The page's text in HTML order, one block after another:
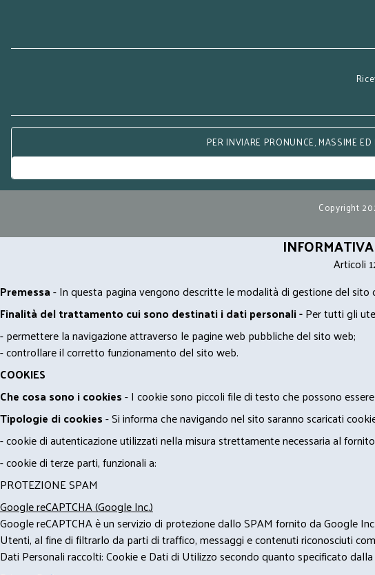
PER INVIARE PRONUNCE, MASSIME
Copyright
Articoli
Premessa- In questa pagina vengono descritte le modalità di gestione del
Finalità del trattamento cui sono destinati i dati personali -Per tutti gli
- permettere la navigazione attraverso le pagine web pubbliche del sito web;
- controllare il corretto funzionamento del sito web.
COOKIES
Che cosa sono i cookies- I cookie sono piccoli file di testo che possono
Tipologie di cookies- Si informa che navigando nel sito saranno scaricati
- cookie di autenticazione utilizzati nella misura strettamente necessaria al
- cookie di terze parti, funzionali a:
PROTEZIONE SPAM
Google reCAPTCHA (Google Inc.)
Google reCAPTCHA è un servizio di protezione dallo SPAM fornito da Google
Utenti, al fine di filtrarlo da parti di traffico, messaggi e contenuti riconosciuti
Dati Personali raccolti: Cookie e Dati di Utilizzo secondo quanto specificato